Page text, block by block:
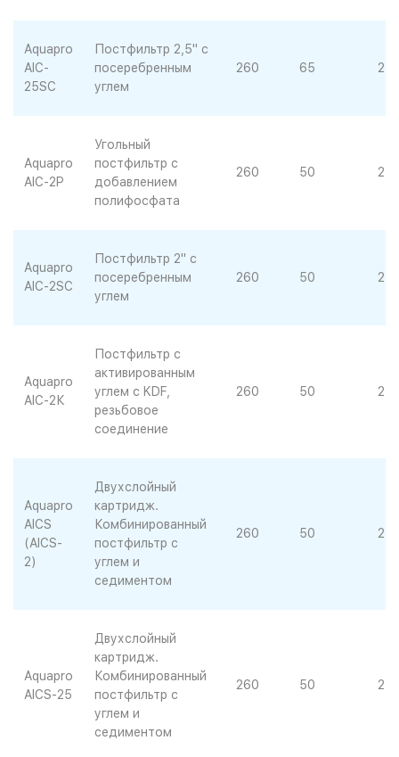
Aquapro
AIC-
25SC
Постфильтр 2,5" с
посеребренным
углем
260 65 24
Aquapro
AIC-2P
Угольный
постфильтр с
добавлением
полифосфата
260 50 25
Aquapro
AIC-2SC
Постфильтр 2" с
посеребренным
углем
260 50 24
Aquapro
AIC-2К
Постфильтр с
активированным
углем с KDF,
резьбовое
соединение
260 50 25
Aquapro
AICS
(AICS-
2)
Двухслойный
картридж.
Комбинированный
постфильтр с
углем и
седиментом
260 50 25
Aquapro
AICS-25
Двухслойный
картридж.
Комбинированный
постфильтр с
углем и
седиментом
260 50 25